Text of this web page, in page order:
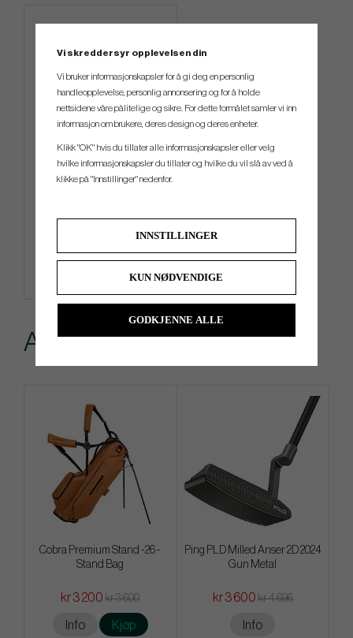
TaylorMade Microfiber Cart
Towel
kr 184
Andre kjøpte også
Cobra Premium Stand -26 -
Stand Bag
kr 3 200 kr 3 600
Info Kjøp
Ping PLD Milled Anser 2D 2024
Gun Metal
kr 3 600 kr 4 696
Info
Vi skreddersyr opplevelsen din
Vi bruker informasjonskapsler for å gi deg en personlig
handleopplevelse, personlig annonsering og for å holde
nettsidene våre pålitelige og sikre. For dette formålet samler vi inn
informasjon om brukere, deres design og deres enheter.
Klikk "OK" hvis du tillater alle informasjonskapsler eller velg
hvilke informasjonskapsler du tillater og hvilke du vil slå av ved å
klikke på "Innstillinger" nedenfor.
INNSTILLINGER
KUN NØDVENDIGE
GODKJENNE ALLE